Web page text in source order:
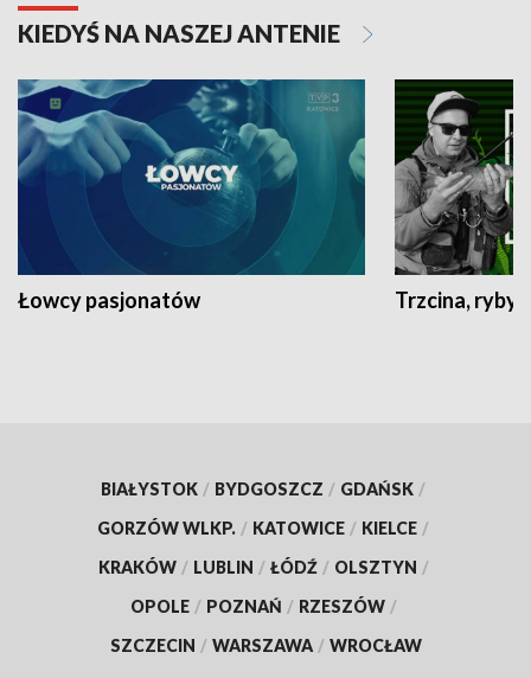
KIEDYŚ NA NASZEJ ANTENIE
Łowcy pasjonatów Trzcina, ryby
BIAŁYSTOK / BYDGOSZCZ / GDAŃSK /
GORZÓW WLKP. / KATOWICE / KIELCE /
KRAKÓW / LUBLIN / ŁÓDŹ / OLSZTYN /
OPOLE / POZNAŃ / RZESZÓW /
SZCZECIN / WARSZAWA / WROCŁAW